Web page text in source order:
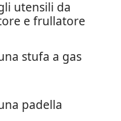
utensili da
e frullatore
stufa a gas
padella